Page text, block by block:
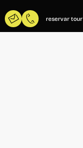
reservar tour